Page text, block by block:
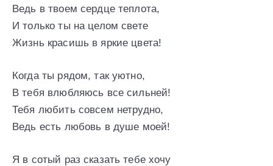
Ведь в твоем сердце теплота,
И только ты на целом свете
Жизнь красишь в яркие цвета!
Когда ты рядом, так уютно,
В тебя влюбляюсь все сильней!
Тебя любить совсем нетрудно,
Ведь есть любовь в душе моей!
Я в сотый раз сказать тебе хочу